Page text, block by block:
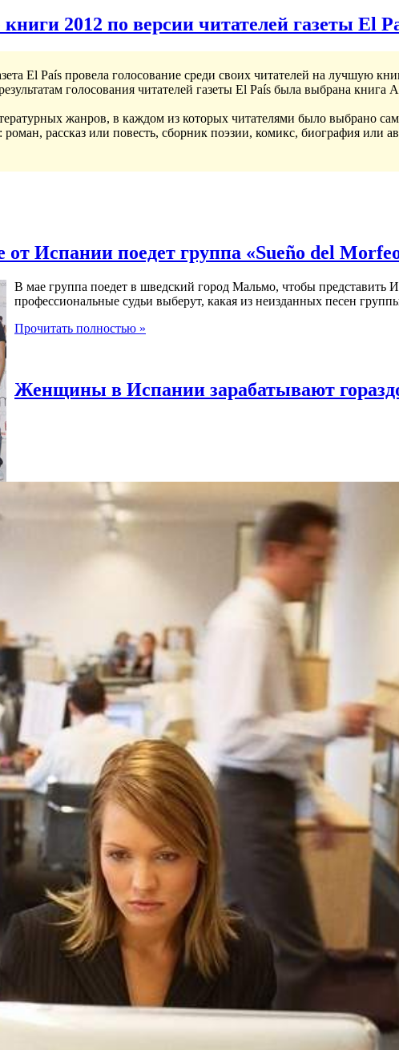
2012 по версии читателей газеты El
El País провела голосование среди своих читателей на лучшую
голосования читателей газеты El País была выбрана
жанров, в каждом из которых читателями было выбрано
рассказ или повесть, сборник поэзии, комикс, биография или
Испании поедет группа «Sueño del
В мае группа поедет в шведский город Мальмо, чтобы
профессиональные судьи выберут, какая из неизданных песен
Прочитать полностью »
Женщины в Испании зарабатывают